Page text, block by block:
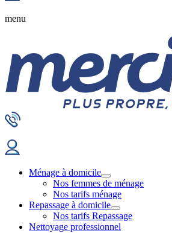
menu
Ménage à domicile
Nos femmes de ménage
Nos tarifs ménage
Repassage à domicile
Nos tarifs Repassage
Nettoyage professionnel